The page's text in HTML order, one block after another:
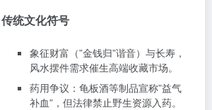
传统文化符号
象征财富（”金钱归”谐音）与长寿，
风水摆件需求催生高端收藏市场‌。
药用争议：龟板酒等制品宣称”益气
补血”，但法律禁止野生资源入药‌。